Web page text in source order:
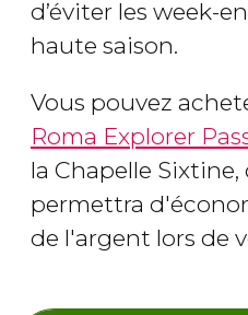
d’éviter les week-
haute saison.
Vous pouvez
Roma Explorer
la Chapelle Sixtine,
permettra
de l'argent lors de